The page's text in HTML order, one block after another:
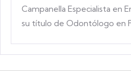
Campanella Especialista en
su título de Odontólogo en